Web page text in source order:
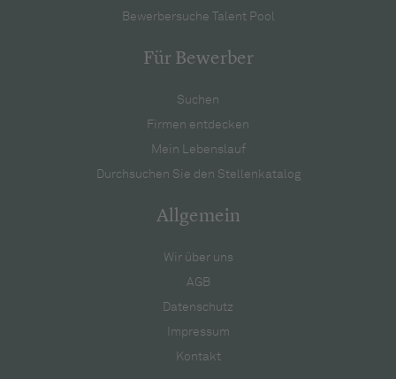
Bewerbersuche Talent Pool
Für Bewerber
Suchen
Firmen entdecken
Mein Lebenslauf
Durchsuchen Sie den Stellenkatalog
Allgemein
Wir über uns
AGB
Datenschutz
Impressum
Kontakt